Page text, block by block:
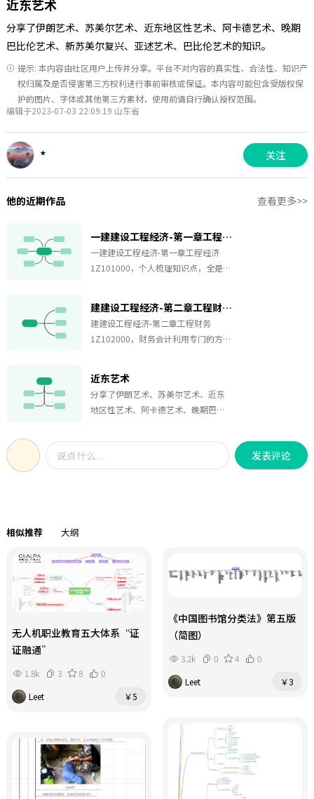
近东艺术
分享了伊朗艺术、苏美尔艺术、近东地区性艺术、阿卡德艺术、晚期
巴比伦艺术、新苏美尔复兴、亚述艺术、巴比伦艺术的知识。
提示: 本内容由社区用户上传并分享。平台不对内容的真实性、合法性、知识产
权归属及是否侵害第三方权利进行事前审核或保证。本内容可能包含受版权保
护的图片、字体或其他第三方素材，使用前请自行确认授权范围。
编辑于2023-07-03 22:09:19 山东省
* 关注
他的近期作品 查看更多>>
一建建设工程经济-第一章工程经济1Z101000
一建建设工程经济-第一章工程经济
1Z101000，个人梳理知识点，全是考
建建设工程经济-第二章工程财务1Z102000
建建设工程经济-第二章工程财务
1Z102000，财务会计利用专门的方法
计信息，并对企业经营活动和财务支
出进行监督。本图是个人梳理知识
点，全是考点，详细版。
近东艺术
分享了伊朗艺术、苏美尔艺术、近东
地区性艺术、阿卡德艺术、晚期巴比
巴比伦艺术的知识。
发表评论
相似推荐 大纲
无人机职业教育五大体系“证
证融通”
1.8k 3 8
0
Leet
￥5
《中国图书馆分类法》第五版
（简图）
3.2k 0 4
0
Leet
￥3